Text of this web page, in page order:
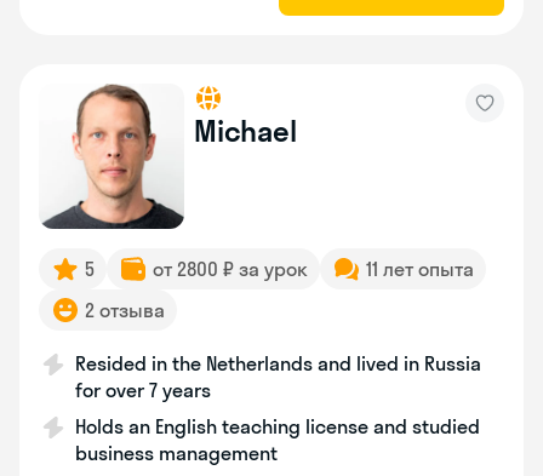
Michael
5 от 2800 ₽ за урок
11 лет опыта
2 отзыва
Resided in the Netherlands and lived in Russia
for over 7 years
Holds an English teaching license and studied
business management